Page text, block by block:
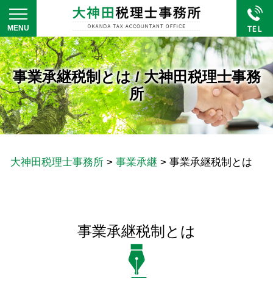
事業承継税制とは / 大神田税理士事務
所
大神田税理士事務所 > 事業承継 > 事業承継税制とは
事業承継税制とは